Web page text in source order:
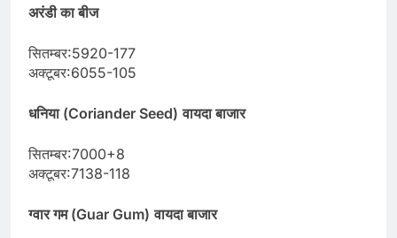
अरंडी का बीज
सितम्बर:5920-177
अक्टूबर:6055-105
धनिया (Coriander Seed) वायदा बाजार
सितम्बर:7000+8
अक्टूबर:7138-118
ग्वार गम (Guar Gum) वायदा बाजार